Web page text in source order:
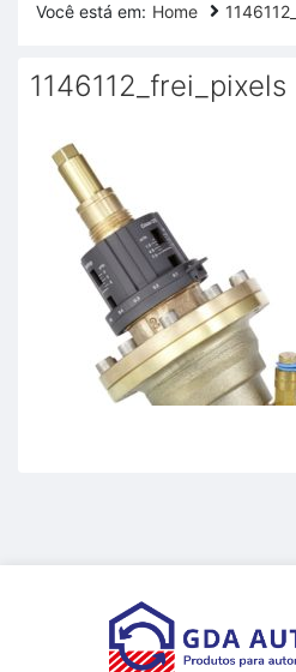
Você está em: Home
1146112_frei_pixels